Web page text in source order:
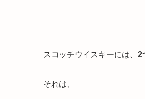
スコッチウイスキーには、 2
それは、